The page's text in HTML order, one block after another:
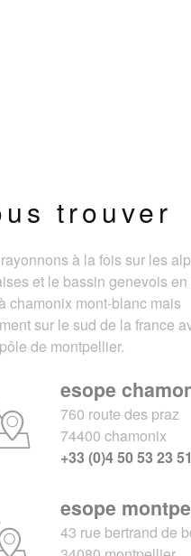
trouver
à la fois sur les
et le bassin genevois en
chamonix mont-blanc mais
sur le sud de la france
de montpellier.
esope
760 route des praz
74400 chamonix
+33 (0)4 50 53 23 51
esope
43 rue bertrand de